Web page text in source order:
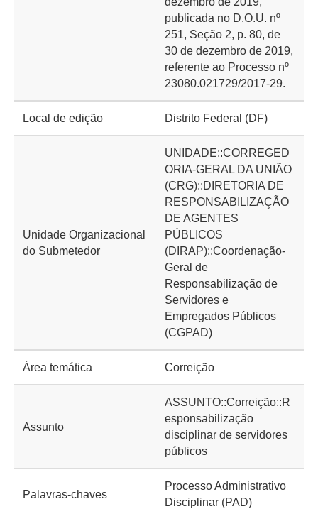
publicada no D.O.U. nº
251, Seção 2, p. 80, de
30 de dezembro de 2019,
referente ao Processo nº
23080.021729/2017-29.
Local de edição Distrito Federal (DF)
Unidade Organizacional
do Submetedor
UNIDADE::CORREGED
ORIA-GERAL DA UNIÃO
(CRG)::DIRETORIA DE
RESPONSABILIZAÇÃO
DE AGENTES
PÚBLICOS
(DIRAP)::Coordenação-
Geral de
Responsabilização de
Servidores e
Empregados Públicos
(CGPAD)
Área temática Correição
Assunto
ASSUNTO::Correição::R
esponsabilização
disciplinar de servidores
públicos
Palavras-chaves
Processo Administrativo
Disciplinar (PAD)